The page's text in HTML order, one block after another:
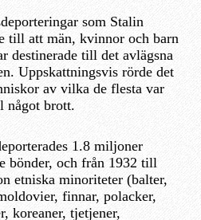
som Stalin
till att män, kvinnor och barn
destinerade till det avlägsna
Uppskattningsvis rörde det
av vilka de flesta var
brott.
1.8 miljoner
bönder, och från 1932 till
etniska minoriteter (balter,
finnar, polacker,
koreaner, tjetjener,